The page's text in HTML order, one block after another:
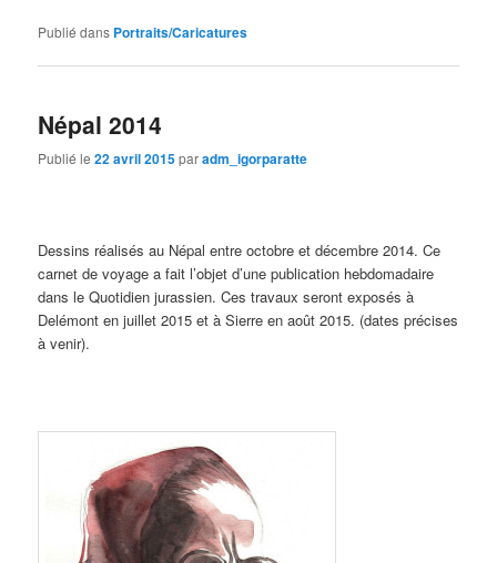
Publié dans Portraits/Caricatures
Népal 2014
Publié le22 avril 2015paradm_igorparatte
Dessins réalisés au Népal entre octobre et décembre 2014. Ce
carnet de voyage a fait l’objet d’une publication hebdomadaire
dans le Quotidien jurassien. Ces travaux seront exposés à
Delémont en juillet 2015 et à Sierre en août 2015. (dates précises
à venir).